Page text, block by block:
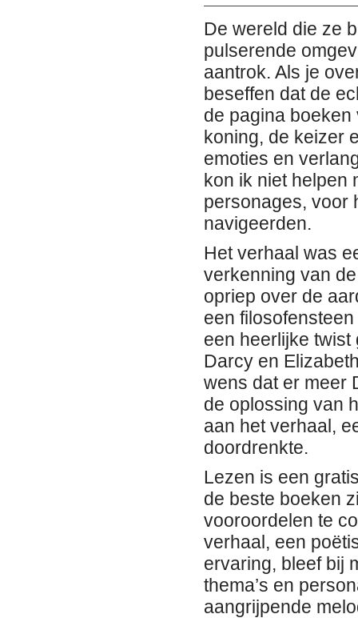
De wereld die ze
pulserende
aantrok. Als je
beseffen dat de
de pagina
koning, de keizer
emoties en
kon ik niet helpen
personages, voor
navigeerden.
Het verhaal was
verkenning van
opriep over de
een
een heerlijke
Darcy en
wens dat er meer
de oplossing van
aan het verhaal,
doordrenkte.
Lezen is een
de beste boeken
vooroordelen te
verhaal, een
ervaring, bleef bij
thema’s en
aangrijpende